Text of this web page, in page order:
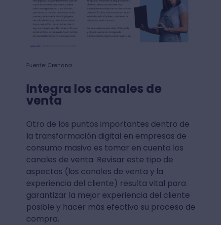
Fuente: Crehana
Integra los canales de
venta
Otro de los puntos importantes dentro de
la transformación digital en empresas de
consumo masivo es tomar en cuenta los
canales de venta. Revisar este tipo de
aspectos (los canales de venta y la
experiencia del cliente) resulta vital para
garantizar la mejor experiencia del cliente
posible y hacer más efectivo su proceso de
compra.